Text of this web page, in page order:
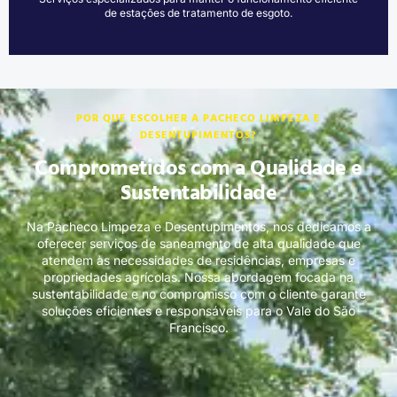
de estações de tratamento de esgoto.
POR QUE ESCOLHER A PACHECO LIMPEZA E
DESENTUPIMENTOS?
Comprometidos com a Qualidade e
Sustentabilidade
Na Pacheco Limpeza e Desentupimentos, nos dedicamos a
oferecer serviços de saneamento de alta qualidade que
atendem às necessidades de residências, empresas e
propriedades agrícolas. Nossa abordagem focada na
sustentabilidade e no compromisso com o cliente garante
soluções eficientes e responsáveis para o Vale do São
Francisco.